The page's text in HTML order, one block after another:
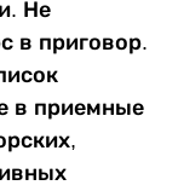
Не
в приговор.
в приемные